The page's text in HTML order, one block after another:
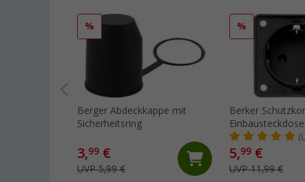
%
Berger Abdeckkappe mit
Sicherheitsring
3,99 €
UVP 5,99 €
%
Berker
anthrazit
5,99 €
UVP 11,99 €